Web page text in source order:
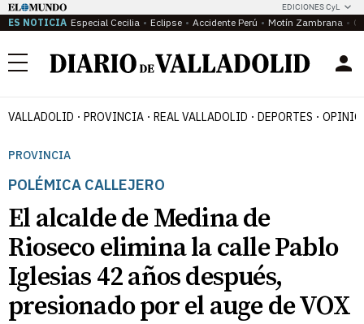
EDICIONES CyL
ES NOTICIA Especial Cecilia Eclipse Accidente Perú Motín Zambrana
Menú
VALLADOLID PROVINCIA REAL VALLADOLID DEPORTES
PROVINCIA
POLÉMICA CALLEJERO
El alcalde de Medina de
Rioseco elimina la calle Pablo
Iglesias 42 años después,
presionado por el auge de VOX